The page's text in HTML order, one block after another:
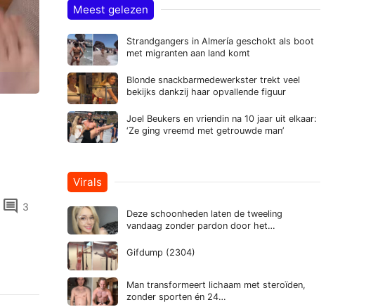
comment 3
Meest gelezen
Strandgangers in Almería geschokt als boot
met migranten aan land komt
Blonde snackbarmedewerkster trekt veel
bekijks dankzij haar opvallende figuur
Joel Beukers en vriendin na 10 jaar uit elkaar:
‘Ze ging vreemd met getrouwde man’
Virals
Deze schoonheden laten de tweeling
vandaag zonder pardon door het…
Gifdump (2304)
Man transformeert lichaam met steroïden,
zonder sporten én 24…